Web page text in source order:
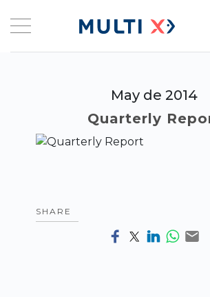
May de 2014
Quarterly
SHARE